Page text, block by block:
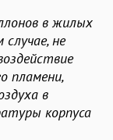
в жилых
не
пламени,
в
корпуса